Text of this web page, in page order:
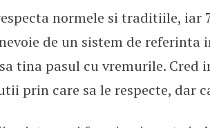
normele si traditiile, iar
de un sistem de referinta
tina pasul cu vremurile.
prin care sa le respecte, dar